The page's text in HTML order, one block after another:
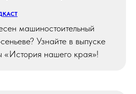
машиностоительный
Узнайте в выпуске
«История нашего края»!